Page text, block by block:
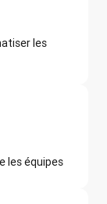
les
les équipes